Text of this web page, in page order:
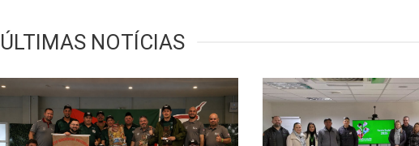
ÚLTIMAS NOTÍCIAS